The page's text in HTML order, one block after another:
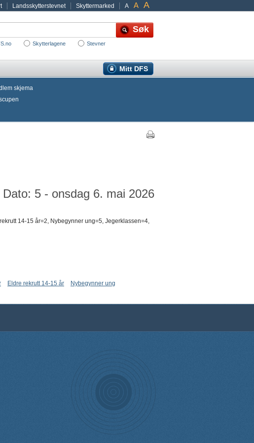
A A A
Landsskytterstevnet Skyttermarked
Skytterlagene Stevner
Mitt DFS
skjema
Dato: 5 - onsdag 6. mai 2026
14-15 år=2, Nybegynner ung=5, Jegerklassen=4,
Eldre rekrutt 14-15 år
Nybegynner ung